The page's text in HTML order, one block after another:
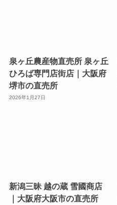
泉ヶ丘農産物直売所 泉ヶ丘
ひろば専門店街店｜大阪府
堺市の直売所
2026年1月27日
新潟三昧 越の蔵 雪國商店
｜大阪府大阪市の直売所